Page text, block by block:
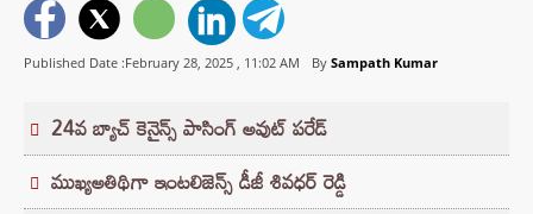
Published Date :February 28, 2025 , 11:02 AM By Sampath Kumar
24వ బ్యాచ్ కెనైన్స్ పాసింగ్ అవుట్ పరేడ్
ముఖ్యఅతిథిగా ఇంటలిజెన్స్ డీజీ శివధర్ రెడ్డి